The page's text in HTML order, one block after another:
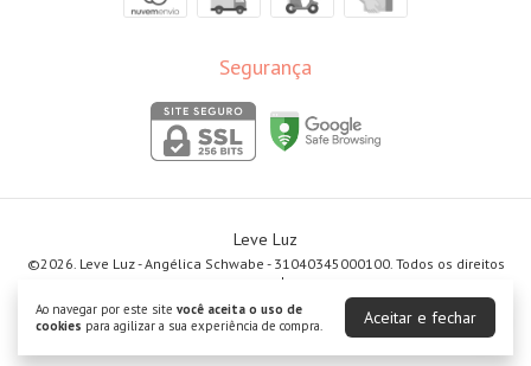
Ao navegar por este site você aceita o uso de
cookies para agilizar a sua experiência de compra. Aceitar e fechar
Segurança
Leve Luz
©2026. Leve Luz - Angélica Schwabe - 31040345000100. Todos os direitos
reservados.